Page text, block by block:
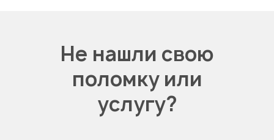
Не нашли свою
поломку или
услугу?